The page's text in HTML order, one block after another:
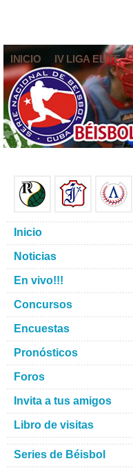
INICIO IV LIGA ELITE
Inicio
Noticias
En vivo!!!
Concursos
Encuestas
Pronósticos
Foros
Invita a tus amigos
Libro de visitas
Series de Béisbol